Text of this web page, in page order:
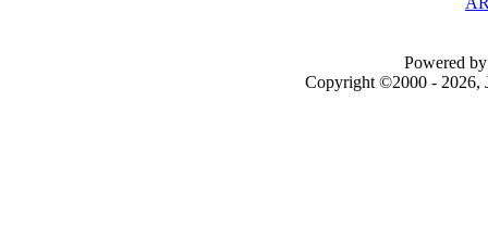
Powered
Copyright ©2000 - 2026,